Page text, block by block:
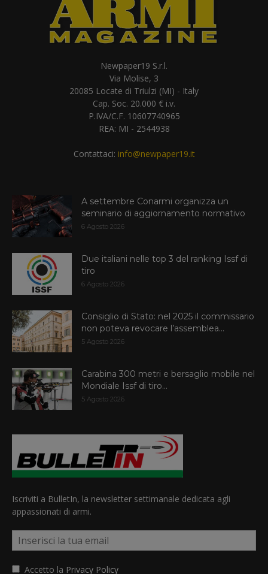
Newpaper19 S.r.l.
Via Molise, 3
20085 Locate di Triulzi (MI) - Italy
Cap. Soc. 20.000 € i.v.
P.IVA/C.F. 10607740965
REA: MI - 2544938
Contattaci: info@newpaper19.it
A settembre Conarmi organizza un
seminario di aggiornamento normativo
6 Agosto 2026
Due italiani nelle top 3 del ranking Issf di
tiro
6 Agosto 2026
Consiglio di Stato: nel 2025 il commissario
non poteva revocare l’assemblea...
5 Agosto 2026
Carabina 300 metri e bersaglio mobile nel
Mondiale Issf di tiro...
5 Agosto 2026
Iscriviti a BulletIn, la newsletter settimanale dedicata agli
appassionati di armi.
Accetto la Privacy Policy